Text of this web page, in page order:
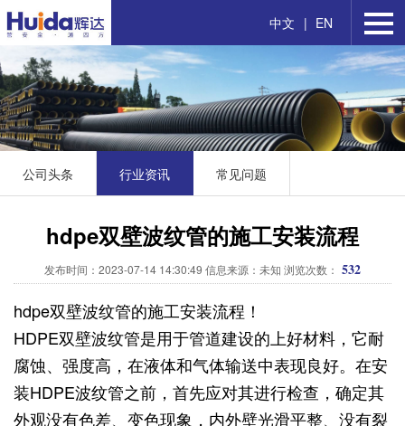
中文 | EN
公司头条 行业资讯 常见问题
hdpe双壁波纹管的施工安装流程
发布时间：2023-07-14 14:30:49 信息来源：未知 浏览次数： 532
hdpe双壁波纹管的施工安装流程！
HDPE双壁波纹管是用于管道建设的上好材料，它耐
腐蚀、强度高，在液体和气体输送中表现良好。在安
装HDPE波纹管之前，首先应对其进行检查，确定其
外观没有色差、变色现象，内外壁光滑平整、没有裂